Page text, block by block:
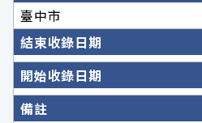
臺中市
結束收錄日期
開始收錄日期
備註